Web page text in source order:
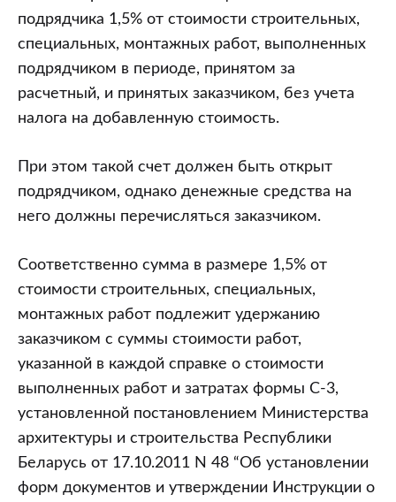
подрядчика 1,5% от стоимости строительных,
специальных, монтажных работ, выполненных
подрядчиком в периоде, принятом за
расчетный, и принятых заказчиком, без учета
налога на добавленную стоимость.
При этом такой счет должен быть открыт
подрядчиком, однако денежные средства на
него должны перечисляться заказчиком.
Соответственно сумма в размере 1,5% от
стоимости строительных, специальных,
монтажных работ подлежит удержанию
заказчиком с суммы стоимости работ,
указанной в каждой справке о стоимости
выполненных работ и затратах формы С-3,
установленной постановлением Министерства
архитектуры и строительства Республики
Беларусь от 17.10.2011 N 48 “Об установлении
форм документов и утверждении Инструкции о